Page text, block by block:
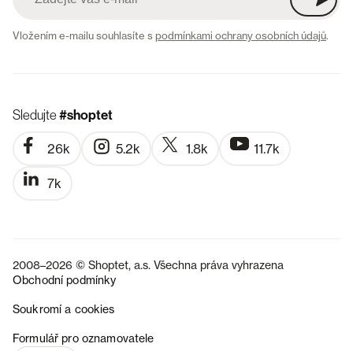
Vložením e-mailu souhlasíte spodmínkami ochrany osobních údajů.
Sledujte#shoptet
26k 5.2k 1.8k 11.7k
7k
2008–2026 © Shoptet, a.s. Všechna práva vyhrazena
Obchodní podmínky
Soukromí a cookies
Formulář pro oznamovatele